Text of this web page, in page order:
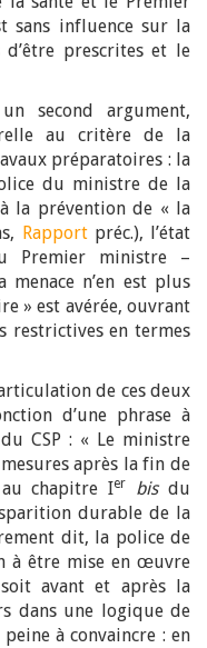
sans influence sur la
d’être prescrites et le
second argument,
au critère de la
préparatoires : la
du ministre de la
la prévention de « la
Rapportpréc.), l’état
Premier ministre –
n’en est plus
» est avérée, ouvrant
restrictives en termes
de ces deux
d’une phrase à
CSP : « Le ministre
après la fin de
au chapitre Ier bisdu
durable de la
dit, la police de
à être mise en œuvre
avant et après la
dans une logique de
à convaincre : en